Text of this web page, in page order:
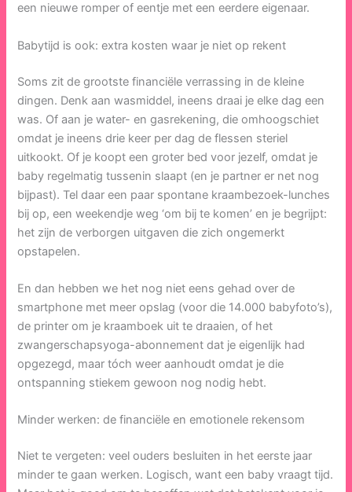
een nieuwe romper of eentje met een eerdere eigenaar.
Babytijd is ook: extra kosten waar je niet op rekent
Soms zit de grootste financiële verrassing in de kleine
dingen. Denk aan wasmiddel, ineens draai je elke dag een
was. Of aan je water- en gasrekening, die omhoogschiet
omdat je ineens drie keer per dag de flessen steriel
uitkookt. Of je koopt een groter bed voor jezelf, omdat je
baby regelmatig tussenin slaapt (en je partner er net nog
bijpast). Tel daar een paar spontane kraambezoek-lunches
bij op, een weekendje weg ‘om bij te komen’ en je begrijpt:
het zijn de verborgen uitgaven die zich ongemerkt
opstapelen.
En dan hebben we het nog niet eens gehad over de
smartphone met meer opslag (voor die 14.000 babyfoto’s),
de printer om je kraamboek uit te draaien, of het
zwangerschapsyoga-abonnement dat je eigenlijk had
opgezegd, maar tóch weer aanhoudt omdat je die
ontspanning stiekem gewoon nog nodig hebt.
Minder werken: de financiële en emotionele rekensom
Niet te vergeten: veel ouders besluiten in het eerste jaar
minder te gaan werken. Logisch, want een baby vraagt tijd.